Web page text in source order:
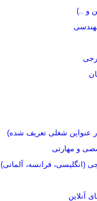
و ..)
عنواین شغلی تعریف شده)
و مهارتی
(انگلیسی، فرانسه، آلمانی)
آنلاین